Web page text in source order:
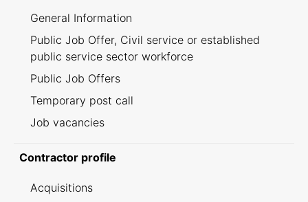
General Information
Public Job Offer, Civil service or established
public service sector workforce
Public Job Offers
Temporary post call
Job vacancies
Contractor profile
Acquisitions